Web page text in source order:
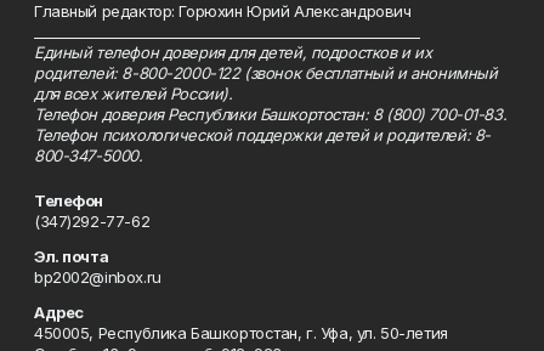
Главный редактор: Горюхин Юрий Александрович
Единый телефон доверия для детей, подростков и их
родителей: 8-800-2000-122 (звонок бесплатный и анонимный
для всех жителей России).
Телефон доверия Республики Башкортостан: 8 (800) 700-01-83.
Телефон психологической поддержки детей и родителей: 8-
800-347-5000.
Телефон
(347)292-77-62
Эл. почта
bp2002@inbox.ru
Адрес
450005, Республика Башкортостан, г. Уфа, ул. 50-летия